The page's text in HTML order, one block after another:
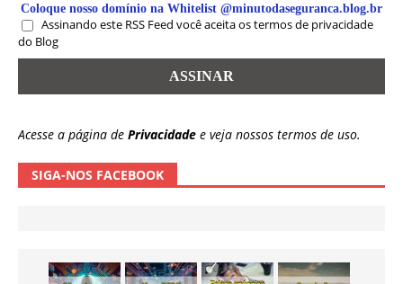
Coloque nosso domínio na Whitelist @minutodaseguranca.blog.br
Assinando este RSS Feed você aceita os termos de privacidade
do Blog
Acesse a página de Privacidade e veja nossos termos de uso.
SIGA-NOS FACEBOOK